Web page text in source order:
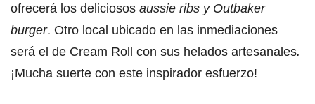
ofrecerá los deliciosos aussie ribs y Outbaker
burger. Otro local ubicado en las inmediaciones
será el de Cream Roll con sus helados artesanales.
¡Mucha suerte con este inspirador esfuerzo!